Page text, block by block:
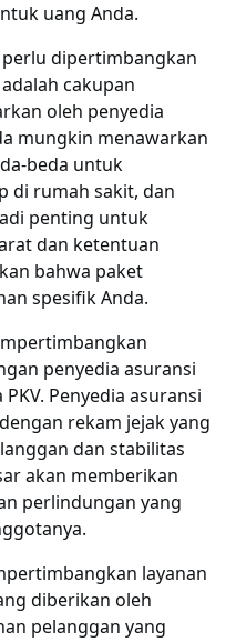
uang Anda.
dipertimbangkan
cakupan
oleh penyedia
mungkin menawarkan
beda untuk
di rumah sakit, dan
penting untuk
dan ketentuan
bahwa paket
spesifik Anda.
penyedia asuransi
Penyedia asuransi
rekam jejak yang
dan stabilitas
akan memberikan
perlindungan yang
layanan
diberikan oleh
pelanggan yang